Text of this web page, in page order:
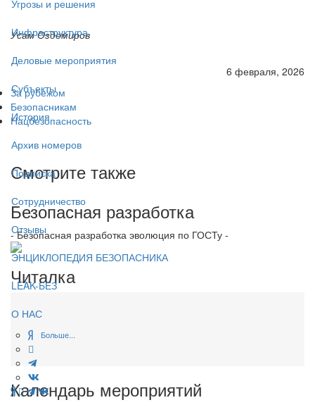
Угрозы и решения
Инфраструктура
Деловые мероприятия
Субъекты
История
Архив номеров
Подписка
Сотрудничество
Отзывы
ЭНЦИКЛОПЕДИЯ БЕЗОПАСНИКА
LEAK-БЕЗ
О НАС
Усам Оздемиров
6 февраля, 2026
За рубежом
Безопасникам
Нацбезопасность
Смотрите также
Безопасная разработка
- Безопасная разработка эволюция по ГОСТу -
Читалка
Больше...
Календарь мероприятий